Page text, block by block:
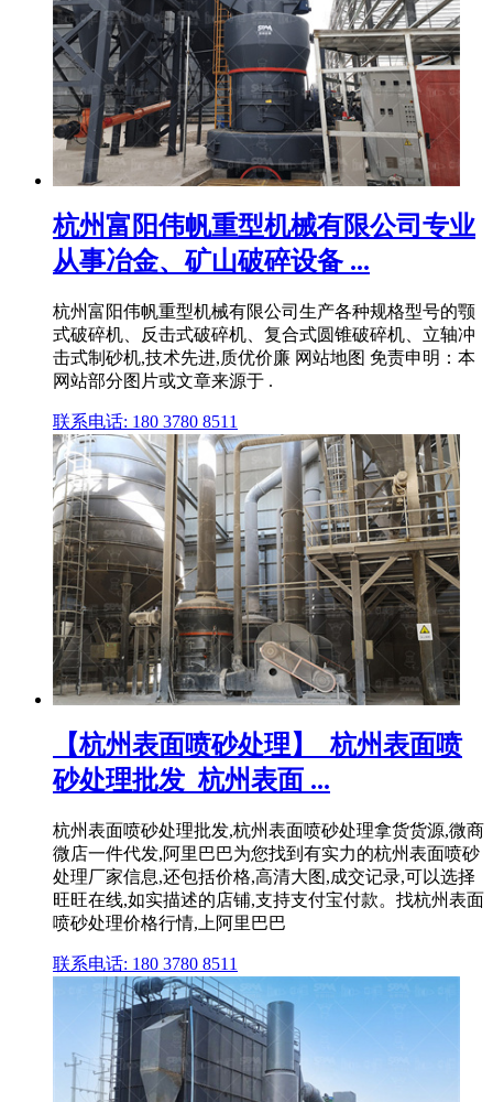
杭州富阳伟帆重型机械有限公司专业
从事冶金、矿山破碎设备 ...
杭州富阳伟帆重型机械有限公司生产各种规格型号的颚
式破碎机、反击式破碎机、复合式圆锥破碎机、立轴冲
击式制砂机,技术先进,质优价廉 网站地图 免责申明：本
网站部分图片或文章来源于 .
联系电话: 180 3780 8511
【杭州表面喷砂处理】_杭州表面喷
砂处理批发_杭州表面 ...
杭州表面喷砂处理批发,杭州表面喷砂处理拿货货源,微商
微店一件代发,阿里巴巴为您找到有实力的杭州表面喷砂
处理厂家信息,还包括价格,高清大图,成交记录,可以选择
旺旺在线,如实描述的店铺,支持支付宝付款。找杭州表面
喷砂处理价格行情,上阿里巴巴
联系电话: 180 3780 8511